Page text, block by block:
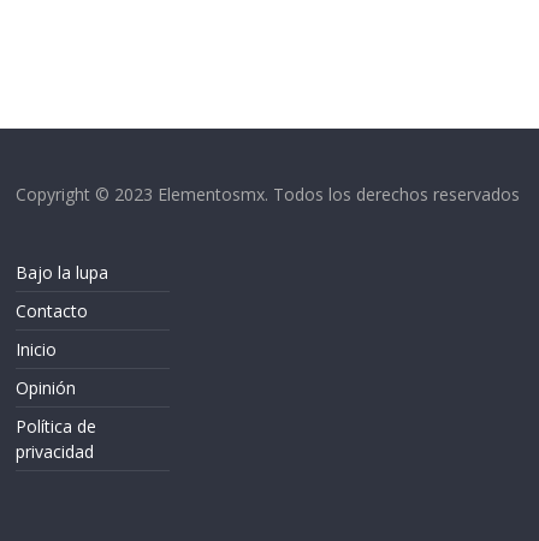
Copyright © 2023 Elementosmx. Todos los derechos reservados
Bajo la lupa
Contacto
Inicio
Opinión
Política de
privacidad